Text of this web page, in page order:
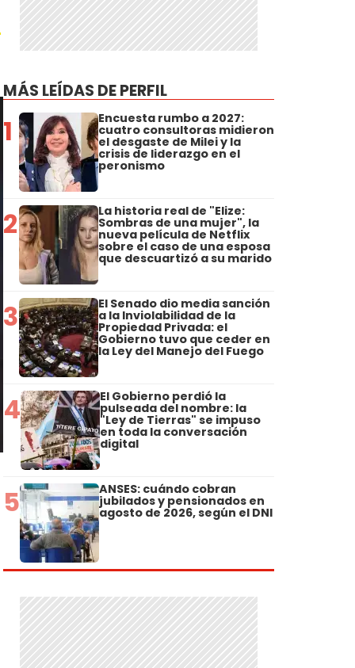
MÁS LEÍDAS DE PERFIL
1 Encuesta rumbo a 2027:
cuatro consultoras midieron
el desgaste de Milei y la
crisis de liderazgo en el
peronismo
2 La historia real de "Elize:
Sombras de una mujer", la
nueva película de Netflix
sobre el caso de una esposa
que descuartizó a su marido
3 El Senado dio media sanción
a la Inviolabilidad de la
Propiedad Privada: el
Gobierno tuvo que ceder en
la Ley del Manejo del Fuego
4 El Gobierno perdió la
pulseada del nombre: la
"Ley de Tierras" se impuso
en toda la conversación
digital
5 ANSES: cuándo cobran
jubilados y pensionados en
agosto de 2026, según el DNI